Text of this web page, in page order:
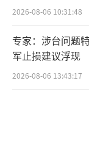
意大利
成员国增加
为“政治经
方案获得通
2026-08-06 10:31:48
专家：涉台问题
军止损建议浮现
2026-08-06 13:43:17